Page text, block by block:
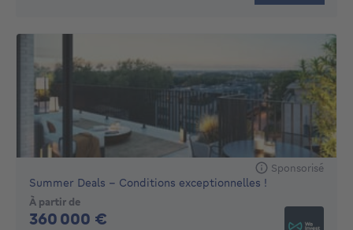
Sponsorisé
Summer Deals - Conditions exceptionnelles !
À partir de
360 000 €